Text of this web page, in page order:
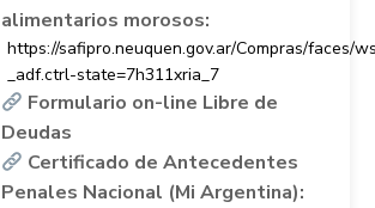
alimentarios morosos:
https://safipro.neuquen.gov.ar/Compras/faces/
_adf.ctrl-state=7h311xria_7
Formulario on-line Libre de
Deudas
Certificado de Antecedentes
Penales Nacional (Mi Argentina):